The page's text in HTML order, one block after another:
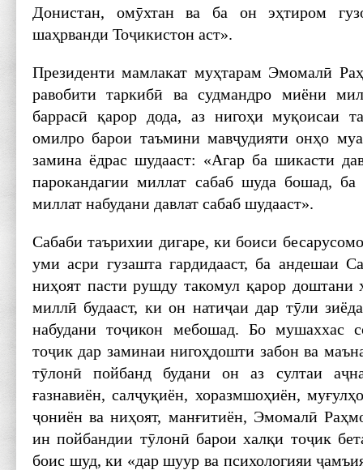
Донистан, омӯхтан ва ба он эҳтиром
шаҳрванди Тоҷикистон аст».
Президенти мамлакат муҳтарам ­Эмомалӣ
равобити таркибӣ ва судмандро миёни
баррасӣ қарор дода, аз нигоҳи муқоисаи
омилро барои таъмини мавҷудияти онҳо
замина ёдрас шудааст: «Агар ба шикасти
парокандагии миллат сабаб шуда бошад, ба
миллат набудани давлат сабаб шудааст».
Сабаби таърихии дигаре, ки боиси
уми асри гузашта гардидааст, ба андешаи
ниҳоят пасти рушду такомул қарор доштани
миллӣ будааст, ки он натиҷаи дар тӯли
набудани тоҷикон мебошад. Бо мушаххас
тоҷик дар заминаи нигоҳдошти забон ва
тӯлонӣ пойбанд будани он аз султаи
ғазнавиён, салҷуқиён, хоразмшоҳиён,
ҷониён ва ниҳоят, манғитиён, Эмомалӣ
ин пойбандии тӯлонӣ барои халқи тоҷик
боис шуд, ки «дар шуур ва психологияи